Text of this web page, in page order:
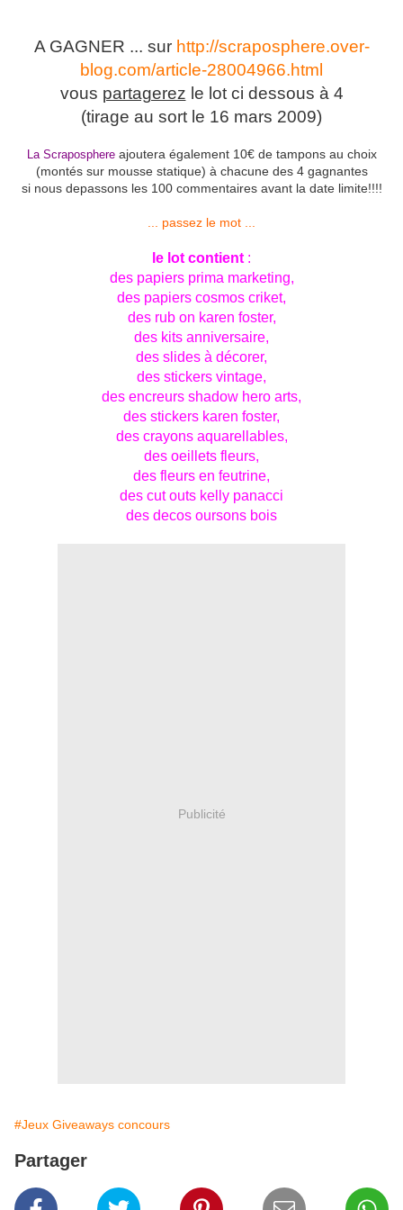
A GAGNER ... sur http://scraposphere.over-
blog.com/article-28004966.html
vous partagerez le lot ci dessous à 4
(tirage au sort le 16 mars 2009)
La Scraposphereajoutera également 10€ de tampons au choix
(montés sur mousse statique) à chacune des 4 gagnantes
si nous depassons les 100 commentaires avant la date limite!!!!
... passez le mot ...
le lot contient :
des papiers prima marketing,
des papiers cosmos criket,
des rub on karen foster,
des kits anniversaire,
des slides à décorer,
des stickers vintage,
des encreurs shadow hero arts,
des stickers karen foster,
des crayons aquarellables,
des oeillets fleurs,
des fleurs en feutrine,
des cut outs kelly panacci
des decos oursons bois
Publicité
#Jeux Giveaways concours
Partager